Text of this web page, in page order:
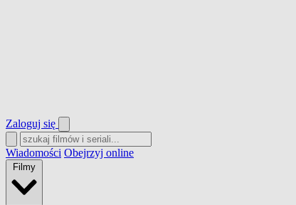
Zaloguj się
Wiadomości Obejrzyj online
Filmy